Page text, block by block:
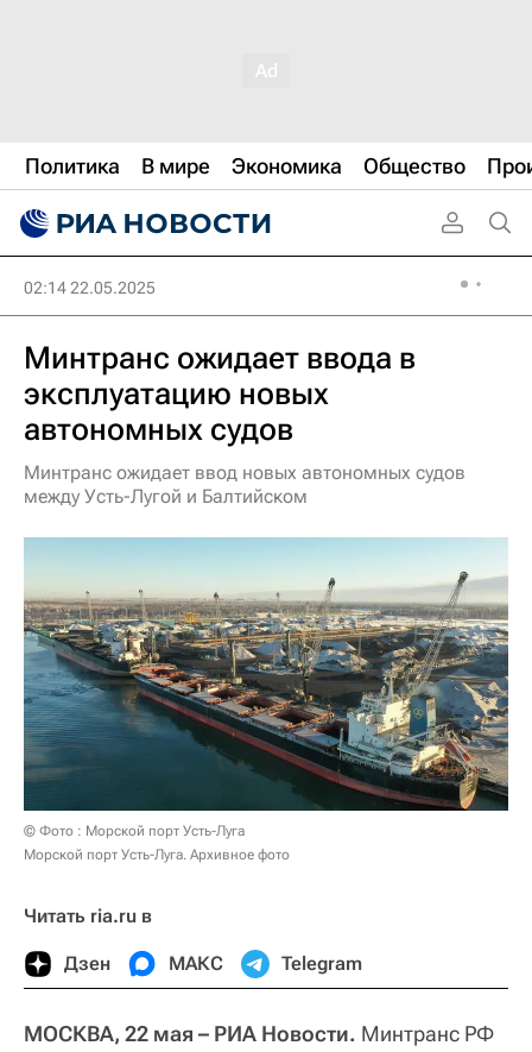
Политика В мире Экономика Общество
02:14 22.05.2025
Минтранс ожидает ввода в
эксплуатацию новых
автономных судов
Минтранс ожидает ввод новых автономных судов
между Усть-Лугой и Балтийском
© Фото : Морской порт Усть-Луга
Морской порт Усть-Луга. Архивное фото
Читать ria.ru в
Дзен МАКС Telegram
МОСКВА, 22 мая – РИА Новости. Минтранс РФ